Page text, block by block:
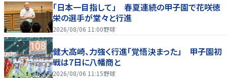
「日本一目指して」 春夏連続の甲子園で花咲徳
栄の選手が堂々と行進
2026/08/06 11:00野球
健大高崎、力強く行進「覚悟決まった」 甲子園初
戦は7日に八幡商と
2026/08/06 11:15野球